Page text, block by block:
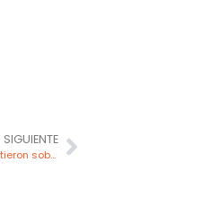
SIGUIENTE
Ferreyros, Metso, Epiroc y Anglo American debatieron sobre digitalización y autonomía minera